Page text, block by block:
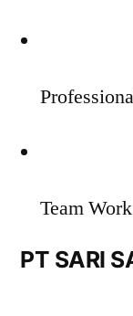
Team Work
PT SARI